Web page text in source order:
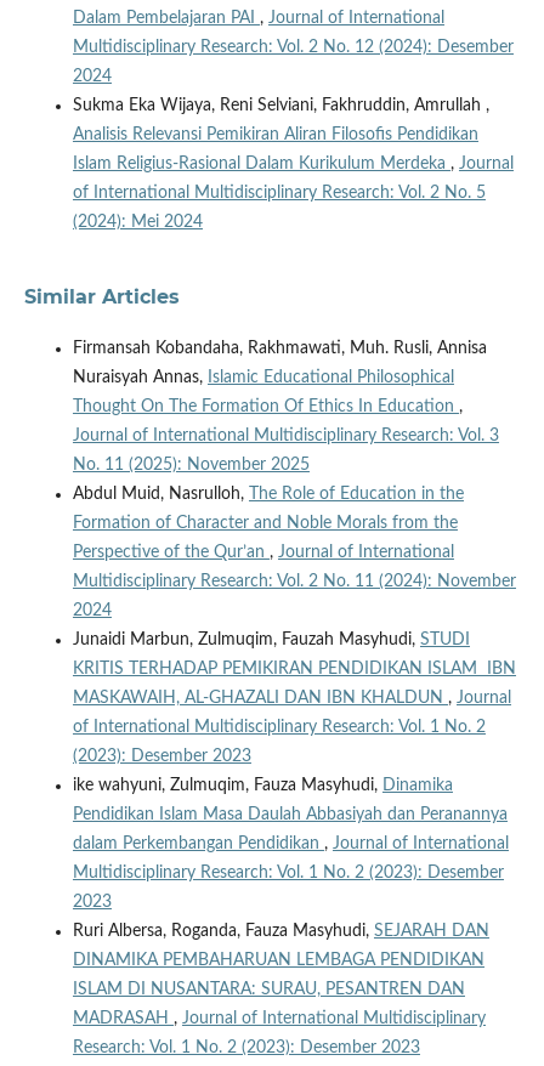
Dalam Pembelajaran PAI , Journal of International
Multidisciplinary Research: Vol. 2 No. 12 (2024): Desember
2024
Sukma Eka Wijaya, Reni Selviani, Fakhruddin, Amrullah ,
Analisis Relevansi Pemikiran Aliran Filosofis Pendidikan
Islam Religius-Rasional Dalam Kurikulum Merdeka , Journal
of International Multidisciplinary Research: Vol. 2 No. 5
(2024): Mei 2024
Similar Articles
Firmansah Kobandaha, Rakhmawati, Muh. Rusli, Annisa
Nuraisyah Annas, Islamic Educational Philosophical
Thought On The Formation Of Ethics In Education ,
Journal of International Multidisciplinary Research: Vol. 3
No. 11 (2025): November 2025
Abdul Muid, Nasrulloh,
The Role of Education in the
Formation of Character and Noble Morals from the
Perspective of the Qur’an , Journal of International
Multidisciplinary Research: Vol. 2 No. 11 (2024): November
2024
Junaidi Marbun, Zulmuqim, Fauzah Masyhudi, STUDI
KRITIS TERHADAP PEMIKIRAN PENDIDIKAN ISLAM IBN
MASKAWAIH, AL-GHAZALI DAN IBN KHALDUN , Journal
of International Multidisciplinary Research: Vol. 1 No. 2
(2023): Desember 2023
ike wahyuni, Zulmuqim, Fauza Masyhudi, Dinamika
Pendidikan Islam Masa Daulah Abbasiyah dan Peranannya
dalam Perkembangan Pendidikan , Journal of International
Multidisciplinary Research: Vol. 1 No. 2 (2023): Desember
2023
Ruri Albersa, Roganda, Fauza Masyhudi, SEJARAH DAN
DINAMIKA PEMBAHARUAN LEMBAGA PENDIDIKAN
ISLAM DI NUSANTARA: SURAU, PESANTREN DAN
MADRASAH , Journal of International Multidisciplinary
Research: Vol. 1 No. 2 (2023): Desember 2023